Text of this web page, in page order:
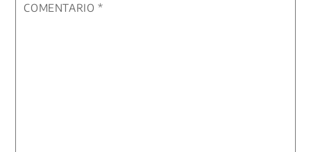
COMENTARIO*